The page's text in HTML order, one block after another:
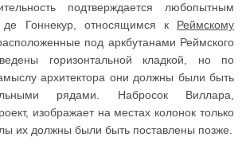
подтверждается любопытным
де Гоннекур, относящимся к Реймскому
под аркбутанами Реймского
горизонтальной кладкой, но по
архитектора они должны были быть
рядами. Набросок Виллара,
изображает на местах колонок только
их должны были быть поставлены позже.